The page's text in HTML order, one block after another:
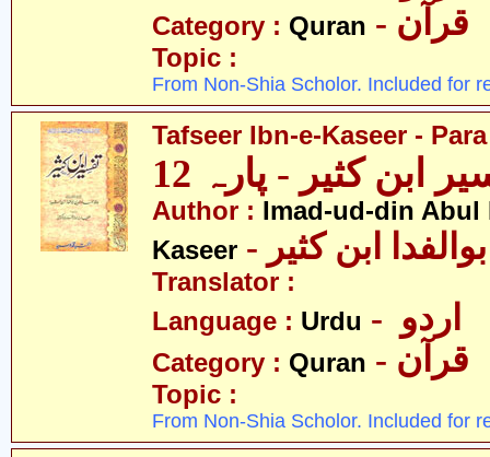
Category : Quran - قرآن
Topic :
From Non-Shia Scholor. Included for
Tafseer Ibn-e-Kaseer -
ابن کثیر - پارہ 12
Author : Imad-ud-din Abul
Kaseer
ابن کثیر
Translator :
Language : Urdu
Category : Quran - قرآن
Topic :
From Non-Shia Scholor. Included for